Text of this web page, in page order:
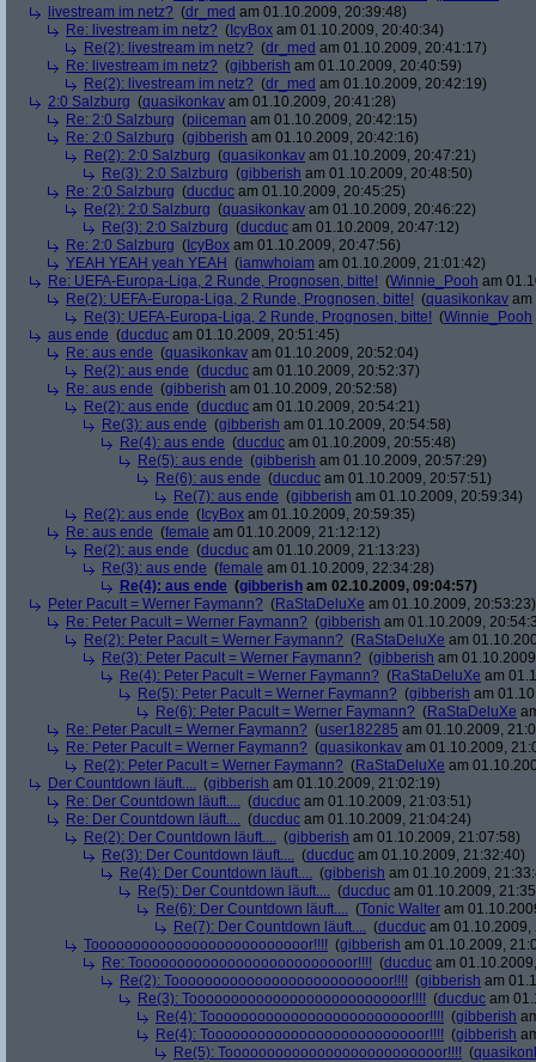
livestream im netz? (dr_med am 01.10.2009, 20:39:48)
Re: livestream im netz? ( IcyBox am 01.10.2009, 20:40:34)
Re(2): livestream im netz? (dr_med am 01.10.2009, 20:41:17)
Re: livestream im netz? (gibberish am 01.10.2009, 20:40:59)
Re(2): livestream im netz? (dr_med am 01.10.2009, 20:42:19)
2:0 Salzburg (quasikonkav am 01.10.2009, 20:41:28)
Re: 2:0 Salzburg (piiceman am 01.10.2009, 20:42:15)
Re: 2:0 Salzburg (gibberish am 01.10.2009, 20:42:16)
Re(2): 2:0 Salzburg (quasikonkav am 01.10.2009, 20:47:21)
Re(3): 2:0 Salzburg (gibberish am 01.10.2009, 20:48:50)
Re: 2:0 Salzburg (ducduc am 01.10.2009, 20:45:25)
Re(2): 2:0 Salzburg (quasikonkav am 01.10.2009, 20:46:22)
Re(3): 2:0 Salzburg (ducduc am 01.10.2009, 20:47:12)
Re: 2:0 Salzburg ( IcyBox am 01.10.2009, 20:47:56)
YEAH YEAH yeah YEAH (iamwhoiam am 01.10.2009, 21:01:42)
Re: UEFA-Europa-Liga, 2 Runde, Prognosen, bitte! (Winnie_Pooh am
Re(2): UEFA-Europa-Liga, 2 Runde, Prognosen, bitte! (quasikonkav am
Re(3): UEFA-Europa-Liga, 2 Runde, Prognosen, bitte! (Winnie_Pooh
aus ende (ducduc am 01.10.2009, 20:51:45)
Re: aus ende (quasikonkav am 01.10.2009, 20:52:04)
Re(2): aus ende (ducduc am 01.10.2009, 20:52:37)
Re: aus ende (gibberish am 01.10.2009, 20:52:58)
Re(2): aus ende (ducduc am 01.10.2009, 20:54:21)
Re(3): aus ende (gibberish am 01.10.2009, 20:54:58)
Re(4): aus ende (ducduc am 01.10.2009, 20:55:48)
Re(5): aus ende (gibberish am 01.10.2009, 20:57:29)
Re(6): aus ende (ducduc am 01.10.2009, 20:57:51)
Re(7): aus ende (gibberish am 01.10.2009, 20:59:34)
Re(2): aus ende ( IcyBox am 01.10.2009, 20:59:35)
Re: aus ende (female am 01.10.2009, 21:12:12)
Re(2): aus ende (ducduc am 01.10.2009, 21:13:23)
Re(3): aus ende (female am 01.10.2009, 22:34:28)
Re(4): aus ende (gibberish am 02.10.2009, 09:04:57)
Peter Pacult = Werner Faymann? (RaStaDeluXe am 01.10.2009, 20:53:23)
Re: Peter Pacult = Werner Faymann? (gibberish am 01.10.2009,
Re(2): Peter Pacult = Werner Faymann? (RaStaDeluXe am
Re(3): Peter Pacult = Werner Faymann? (gibberish am
Re(4): Peter Pacult = Werner Faymann? (RaStaDeluXe am
Re(5): Peter Pacult = Werner Faymann? (gibberish am
Re(6): Peter Pacult = Werner Faymann? (RaStaDeluXe
Re: Peter Pacult = Werner Faymann? (user182285 am 01.10.2009,
Re: Peter Pacult = Werner Faymann? (quasikonkav am 01.10.2009,
Re(2): Peter Pacult = Werner Faymann? (RaStaDeluXe am
Der Countdown läuft.... (gibberish am 01.10.2009, 21:02:19)
Re: Der Countdown läuft.... (ducduc am 01.10.2009, 21:03:51)
Re: Der Countdown läuft.... (ducduc am 01.10.2009, 21:04:24)
Re(2): Der Countdown läuft.... (gibberish am 01.10.2009, 21:07:58)
Re(3): Der Countdown läuft.... (ducduc am 01.10.2009, 21:32:40)
Re(4): Der Countdown läuft.... (gibberish am 01.10.2009,
Re(5): Der Countdown läuft.... (ducduc am 01.10.2009,
Re(6): Der Countdown läuft.... (Tonic Walter am
Re(7): Der Countdown läuft.... (ducduc am 01.10.2009,
Toooooooooooooooooooooooooor!!!! (gibberish am 01.10.2009,
Re: Toooooooooooooooooooooooooor!!!! (ducduc am
Re(2): Toooooooooooooooooooooooooor!!!! (gibberish am
Re(3): Toooooooooooooooooooooooooor!!!! (ducduc am
Re(4): Toooooooooooooooooooooooooor!!!! (gibberish
Re(4): Toooooooooooooooooooooooooor!!!! (gibberish
Re(5): Toooooooooooooooooooooooooor!!!! (